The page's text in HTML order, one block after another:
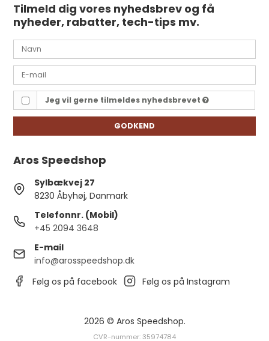
Tilmeld dig vores nyhedsbrev og få
nyheder, rabatter, tech-tips mv.
Jeg vil gerne tilmeldes nyhedsbrevet
GODKEND
Aros Speedshop
Sylbækvej 27
8230 Åbyhøj, Danmark
Telefonnr. (Mobil)
+45 2094 3648
E-mail
info@arosspeedshop.dk
Følg os på facebook
Følg os på Instagram
2026 © Aros Speedshop.
CVR-nummer: 35974784